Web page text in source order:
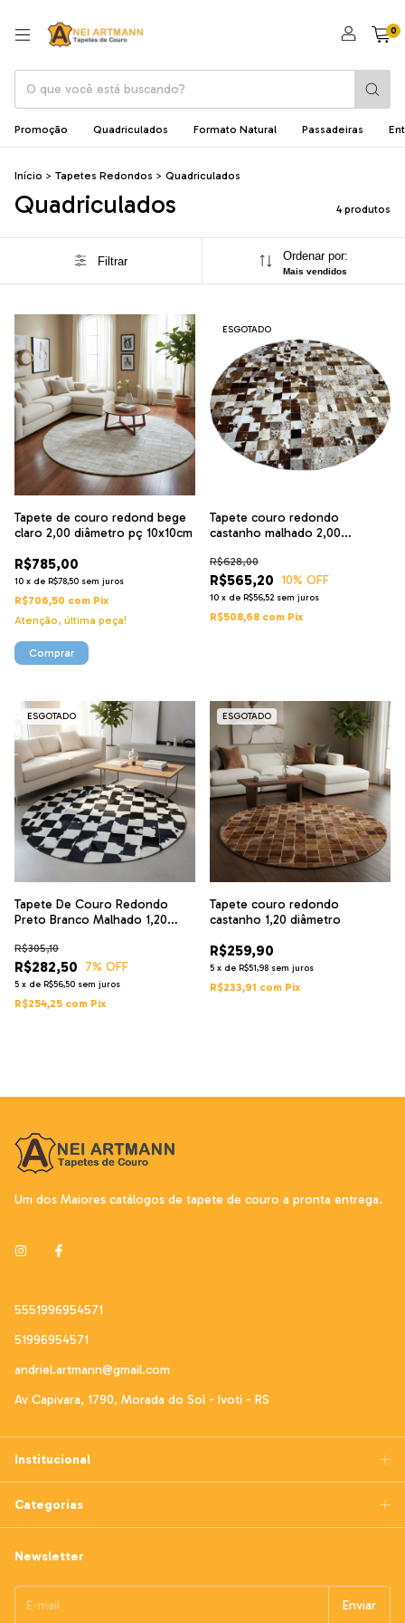
0
Promoção Quadriculados Formato Natural Passadeiras
Início > Tapetes Redondos > Quadriculados
Quadriculados 4 produtos
Filtrar Ordenar por:
Mais vendidos
Tapete de couro redond bege
claro 2,00 diâmetro pç 10x10cm
R$785,00
10 x de R$78,50 sem juros
R$706,50 com Pix
Atenção, última peça!
ESGOTADO
Tapete couro redondo
castanho malhado 2,00
R$565,20
R$628,00
10% OFF
10 x de R$56,52 sem juros
R$508,68 com Pix
ESGOTADO
Tapete De Couro Redondo
Preto Branco Malhado 1,20
R$282,50
R$305,10
7% OFF
5 x de R$56,50 sem juros
R$254,25 com Pix
ESGOTADO
Tapete couro redondo
castanho 1,20 diâmetro
R$259,90
5 x de R$51,98 sem juros
R$233,91 com Pix
Um dos Maiores catálogos de tapete de couro a pronta entrega.
5551996954571
51996954571
andriel.artmann@gmail.com
Av Capivara, 1790, Morada do Sol - Ivoti - RS
Institucional
Categorias
Newsletter